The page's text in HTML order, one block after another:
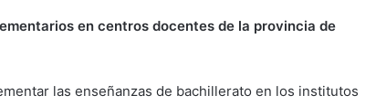
en centros docentes de la provincia de
las enseñanzas de bachillerato en los institutos